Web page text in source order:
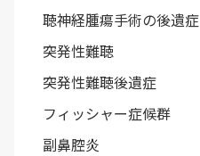
聴神経腫瘍手術の後遺症
突発性難聴
突発性難聴後遺症
フィッシャー症候群
副鼻腔炎